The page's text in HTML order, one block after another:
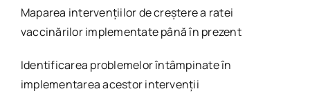
Maparea intervențiilor de creștere a ratei
vaccinărilor implementate până în prezent
Identificarea problemelor întâmpinate în
implementarea acestor intervenții